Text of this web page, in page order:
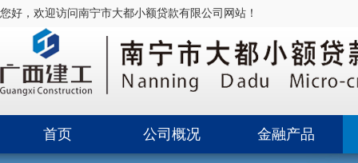
您好，欢迎访问南宁市大都小额贷款有限公司网站！
首页 公司概况 金融产品